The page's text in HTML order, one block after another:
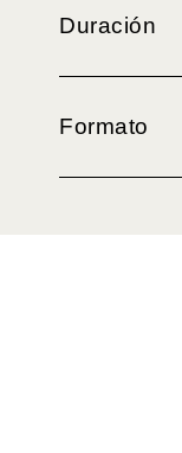
Duración
Formato